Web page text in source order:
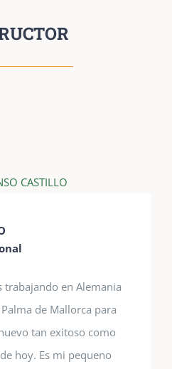
trabajando en Alemania
de Mallorca para
tan exitoso como
hoy. Es mi pequeno